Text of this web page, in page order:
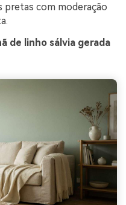
pretas com moderação
de linho sálvia gerada